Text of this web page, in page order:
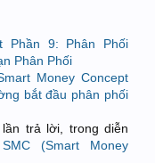
Phần 9: Phân Phối
Phân Phối
Money Concept
bắt đầu phân phối
lần trả lời, trong diễn
(Smart Money